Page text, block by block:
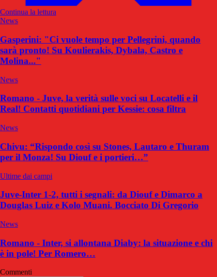
Continua la lettura
News
Gasperini: "Ci vuole tempo per Pellegrini, quando
sarà pronto! Su Koulierakis, Dybala, Castro e
Molina..."
News
Romano - Juve, la verità sulle voci su Locatelli e il
Real! Contatti quotidiani per Kessie: cosa filtra
News
Chivu: “Rispondo così su Stones, Lautaro e Thuram
per il Monza! Su Diouf e i portieri…”
Ultime dai campi
Juve-Inter 1-2, tutti i segnali: da Diouf e Dimarco a
Douglas Luiz e Kolo Muani. Bocciato Di Gregorio
News
Romano - Inter, si allontana Diaby: la situazione e chi
è in pole! Per Romero…
Commenti